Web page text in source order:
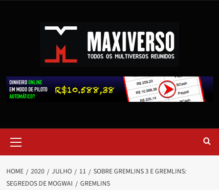
HOME 2020 JULHO 11
SOBRE GREMLINS 3 E GREMLINS:
SEGREDOS DE MOGWAI
GREMLINS